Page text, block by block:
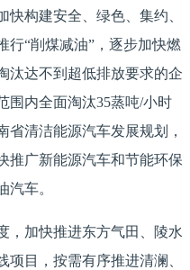
构建安全、绿色、集约、
行“削煤减油”，逐步加快燃
汰达不到超低排放要求的企
围内全面淘汰35蒸吨/小时
省清洁能源汽车发展规划，
推广新能源汽车和节能环保
汽车。
，加快推进东方气田、陵水
目，按需有序推进清澜、